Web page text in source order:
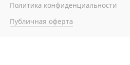
Политика конфиденциальности
Публичная оферта